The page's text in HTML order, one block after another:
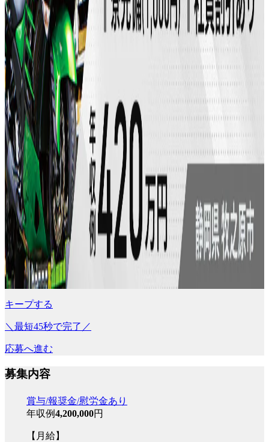
キープする
＼最短45秒で完了／
応募へ進む
募集内容
賞与/報奨金/慰労金あり
年収例4,200,000円
【月給】